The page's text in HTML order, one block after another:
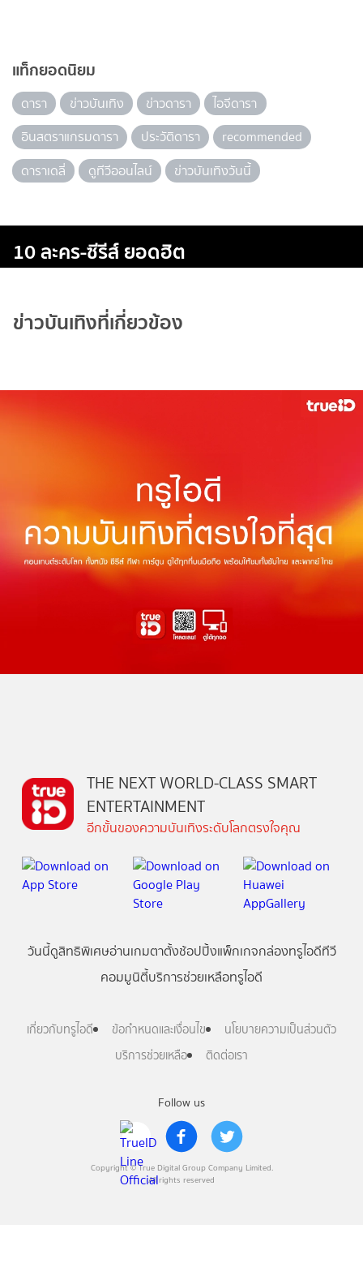
แท็กยอดนิยม
ดารา ข่าวบันเทิง ข่าวดารา
ไอจีดารา
อินสตราแกรมดารา
ประวัติดารา
recommended
ดาราเดลี่
ดูทีวีออนไลน์ ข่าวบันเทิงวันนี้
10 ละคร-ซีรีส์ ยอดฮิต
ข่าวบันเทิงที่เกี่ยวข้อง
Follow us
Copyright © True Digital Group Company Limited.
All rights reserved
THE NEXT WORLD-CLASS SMART
ENTERTAINMENT
อีกขั้นของความบันเทิงระดับโลกตรงใจคุณ
วันนี้ดูสิทธิพิเศษอ่านเกมตาตั้งช้อปปิ้งแพ็กเกจกล่องทรูไอดีทีวี
คอมมูนิตี้บริการช่วยเหลือทรูไอดี
เกี่ยวกับทรูไอดี ข้อกำหนดและเงื่อนไข
นโยบายความเป็นส่วนตัว
บริการช่วยเหลือ
ติดต่อเรา